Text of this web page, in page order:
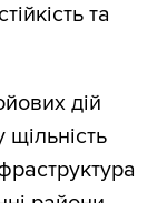
та
дій